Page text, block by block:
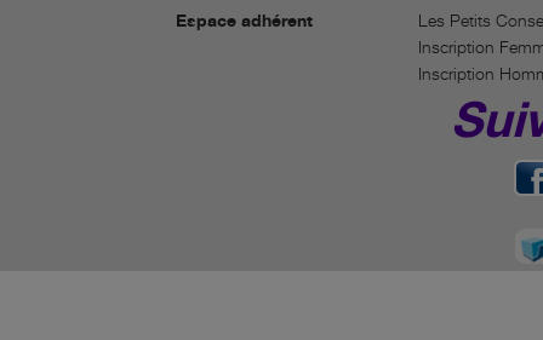
Espace adhérent
Les Petits
Inscription
Inscription